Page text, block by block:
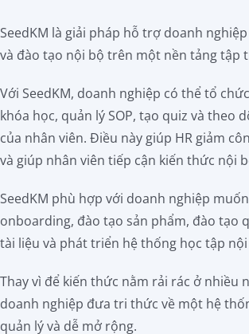
SeedKM là giải pháp hỗ trợ doanh
và đào tạo nội bộ trên một nền tảng tập
Với SeedKM, doanh nghiệp có thể tổ
khóa học, quản lý SOP, tạo quiz và theo
của nhân viên. Điều này giúp HR giảm
và giúp nhân viên tiếp cận kiến thức nội
SeedKM phù hợp với doanh nghiệp
onboarding, đào tạo sản phẩm, đào tạo
tài liệu và phát triển hệ thống học tập
Thay vì để kiến thức nằm rải rác ở nhiều
doanh nghiệp đưa tri thức về một hệ
quản lý và dễ mở rộng.